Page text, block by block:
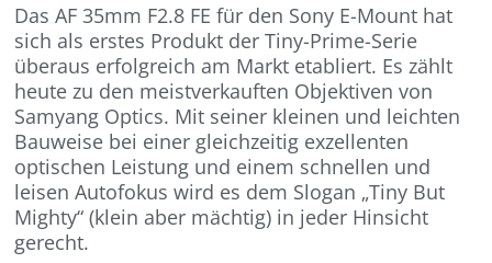
Das AF 35mm F2.8 FE für den Sony E-Mount hat
sich als erstes Produkt der Tiny-Prime-Serie
überaus erfolgreich am Markt etabliert. Es zählt
heute zu den meistverkauften Objektiven von
Samyang Optics. Mit seiner kleinen und leichten
Bauweise bei einer gleichzeitig exzellenten
optischen Leistung und einem schnellen und
leisen Autofokus wird es dem Slogan „Tiny But
Mighty“ (klein aber mächtig) in jeder Hinsicht
gerecht.